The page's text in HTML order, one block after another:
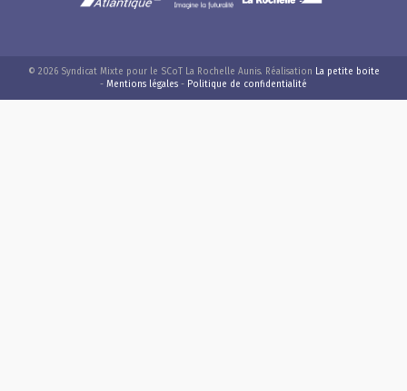
© 2026 Syndicat Mixte pour le SCoT La Rochelle Aunis. Réalisation La petite boite
- Mentions légales - Politique de confidentialité